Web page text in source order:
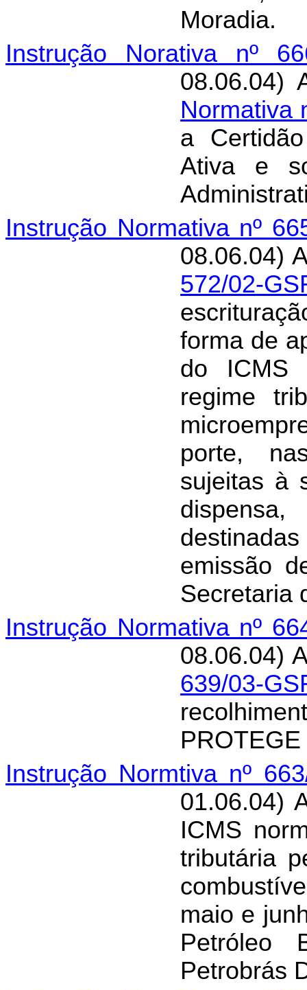
Moradia.
Instrução Norativa nº
08.06.04)
Normativa
a
Ativa e
Instrução Normativa nº
08.06.04)
572/02-
forma de
do ICMS
regime
porte,
sujeitas à
dispensa,
emissão
Secretaria
Instrução Normativa nº
08.06.04)
639/03-
Instrução Normtiva nº
01.06.04)
ICMS
tributária
maio e
Petróleo
Petrobrás